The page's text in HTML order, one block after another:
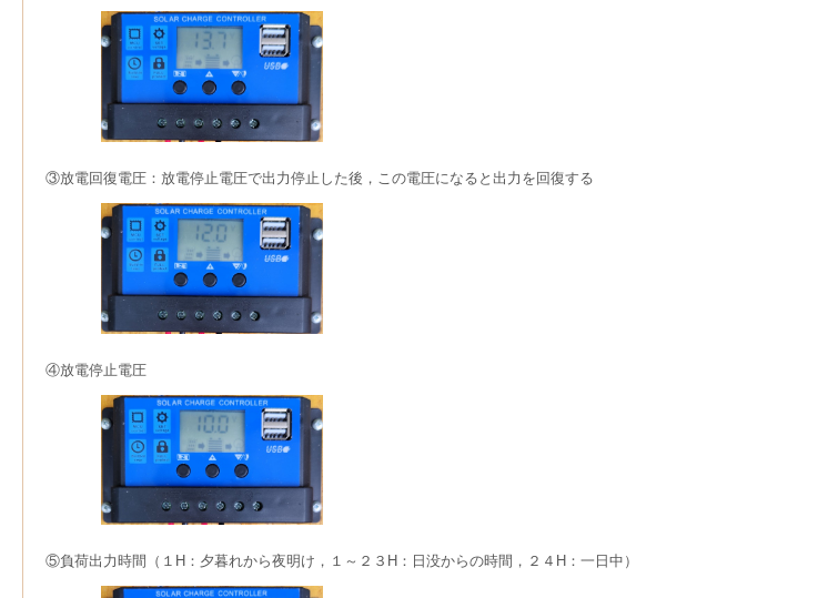
③放電回復電圧：放電停止電圧で出力停止した後，この電圧になると出力を回復する
④放電停止電圧
⑤負荷出力時間（１H：夕暮れから夜明け，１～２３H：日没からの時間，２４H：一日中）